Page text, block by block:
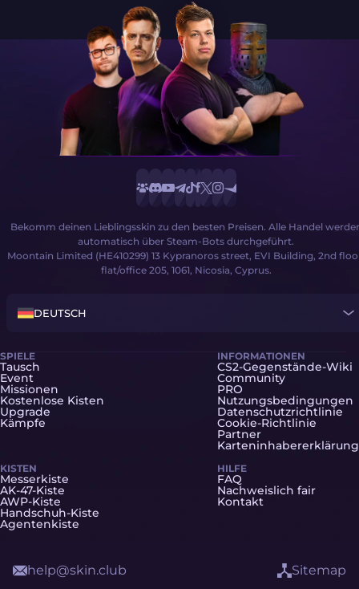
Bekomm deinen Lieblingsskin zu den besten Preisen. Alle Handel
automatisch über Steam-Bots durchgeführt.
Moontain Limited (HE410299) 13 Kypranoros street, EVI Building, 2nd
flat/office 205, 1061, Nicosia, Cyprus.
DEUTSCH
SPIELE
Tausch
Event
Missionen
Kostenlose Kisten
Upgrade
Kämpfe
KISTEN
Messerkiste
AK-47-Kiste
AWP-Kiste
Handschuh-Kiste
Agentenkiste
INFORMATIONEN
CS2-Gegenstände-Wiki
Community
PRO
Nutzungsbedingungen
Datenschutzrichtlinie
Cookie-Richtlinie
Partner
Karteninhabererklärung
HILFE
FAQ
Nachweislich fair
Kontakt
help@skin.club Sitemap